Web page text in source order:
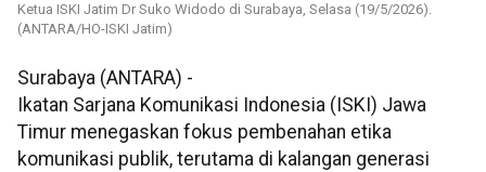
Ketua ISKI Jatim Dr Suko Widodo di Surabaya, Selasa (19/5/2026).
(ANTARA/HO-ISKI Jatim)
Surabaya (ANTARA) -
Ikatan Sarjana Komunikasi Indonesia (ISKI) Jawa
Timur menegaskan fokus pembenahan etika
komunikasi publik, terutama di kalangan generasi